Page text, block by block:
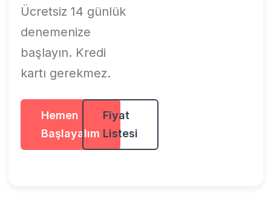
Ücretsiz 14 günlük
denemenize
başlayın. Kredi
kartı gerekmez.
Hemen
Başlayalım
Fiyat
Listesi